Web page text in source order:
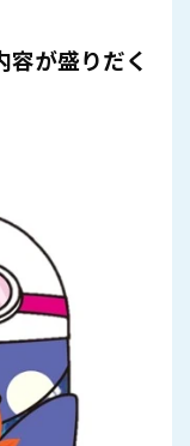
容が盛りだく